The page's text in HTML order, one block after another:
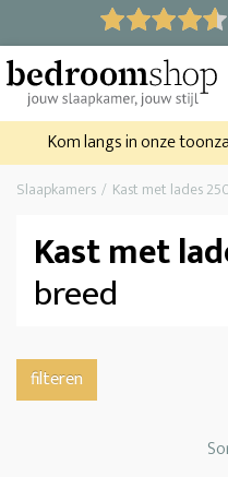
Kom langs in onze
Slaapkamers Kast met lades
Kast met
breed
filteren